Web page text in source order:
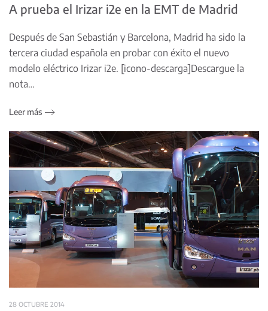
A prueba el Irizar i2e en la EMT de Madrid
Después de San Sebastián y Barcelona, Madrid ha sido la
tercera ciudad española en probar con éxito el nuevo
modelo eléctrico Irizar i2e. [icono-descarga]Descargue la
nota…
Leer más
28 OCTUBRE 2014